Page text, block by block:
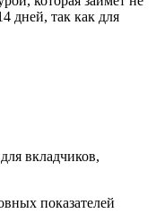
дней, так как для
вкладчиков,
показателей